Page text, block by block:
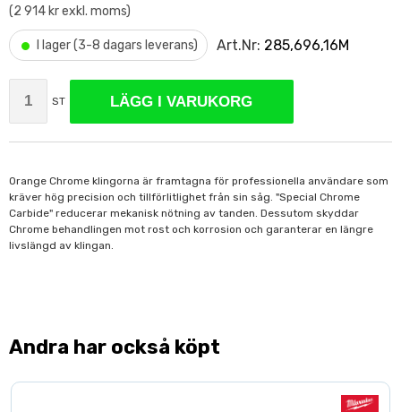
(2 914 kr exkl. moms)
• I lager (3-8 dagars leverans) Art.Nr: 285,696,16M
ST LÄGG I VARUKORG
Orange Chrome klingorna är framtagna för professionella användare som
kräver hög precision och tillförlitlighet från sin såg. "Special Chrome
Carbide" reducerar mekanisk nötning av tanden. Dessutom skyddar
Chrome behandlingen mot rost och korrosion och garanterar en längre
livslängd av klingan.
Andra har också köpt